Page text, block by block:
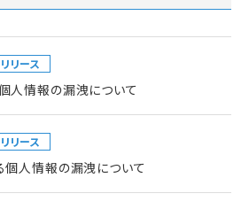
リース
人情報の漏洩について
リース
個人情報の漏洩について